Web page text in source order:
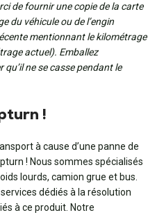
de fournir une copie de la carte
du véhicule ou de l’engin
mentionnant le kilométrage
actuel). Emballez
ne se casse pendant le
!
à cause d’une panne de
! Nous sommes spécialisés
lourds, camion grue et bus.
dédiés à la résolution
à ce produit. Notre